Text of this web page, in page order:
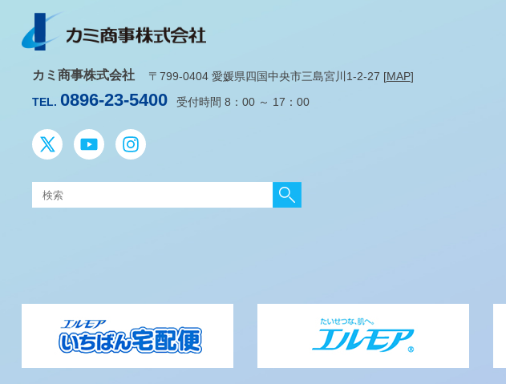
カミ商事株式会社 〒799-0404 愛媛県四国中央市三島宮川1-2-27 [MAP]
TEL. 0896-23-5400 受付時間 8：00 ～ 17：00